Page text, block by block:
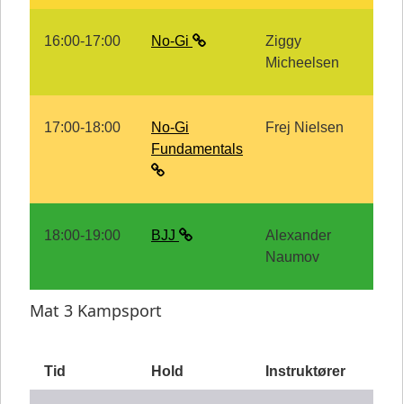
16:00-17:00 No-Gi
Ziggy
Micheelsen
17:00-18:00
No-Gi
Fundamentals
Frej Nielsen
18:00-19:00 BJJ
Alexander
Naumov
Mat 3 Kampsport
Tid Hold Instruktører